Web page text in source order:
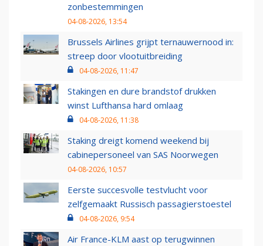
zonbestemmingen
04-08-2026, 13:54
Brussels Airlines grijpt ternauwernood in:
streep door vlootuitbreiding
04-08-2026, 11:47
Stakingen en dure brandstof drukken
winst Lufthansa hard omlaag
04-08-2026, 11:38
Staking dreigt komend weekend bij
cabinepersoneel van SAS Noorwegen
04-08-2026, 10:57
Eerste succesvolle testvlucht voor
zelfgemaakt Russisch passagierstoestel
04-08-2026, 9:54
Air France-KLM aast op terugwinnen